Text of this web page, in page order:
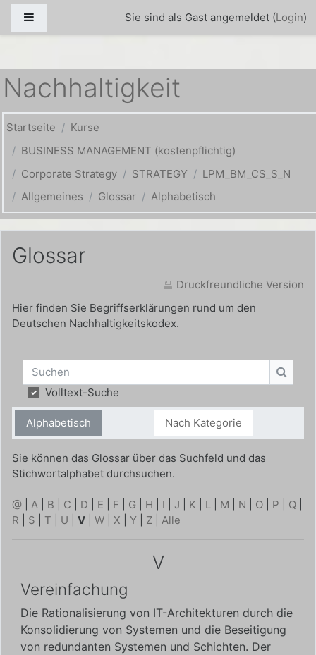
Zum Hauptinhalt
Website-ÜbersichtSie sind als Gast angemeldet (Login)
Nachhaltigkeit
Startseite
Kurse
BUSINESS MANAGEMENT (kostenpflichtig)
Corporate Strategy
STRATEGY
LPM_BM_CS_S_N
Allgemeines
Glossar Alphabetisch
Glossar
Druckfreundliche Version
Hier finden Sie Begriffserklärungen rund um den
Deutschen Nachhaltigkeitskodex.
Suchen
Volltext-Suche
Alphabetisch Nach Kategorie
Sie können das Glossar über das Suchfeld und das
Stichwortalphabet durchsuchen.
@ A B C D E F G H I J K L M N O P Q
R
S T U V W X Y Z Alle
V
Vereinfachung
Die Rationalisierung von IT-Architekturen durch die
Konsolidierung von Systemen und die Beseitigung
von redundanten Systemen und Schichten. Der